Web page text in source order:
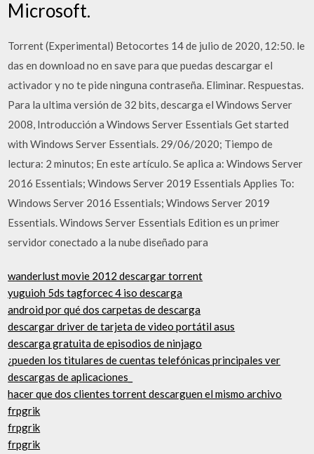
Microsoft.
Torrent (Experimental) Betocortes 14 de julio de 2020, 12:50. le
das en download no en save para que puedas descargar el
activador y no te pide ninguna contraseña. Eliminar. Respuestas.
Para la ultima versión de 32 bits, descarga el Windows Server
2008, Introducción a Windows Server Essentials Get started
with Windows Server Essentials. 29/06/2020; Tiempo de
lectura: 2 minutos; En este artículo. Se aplica a: Windows Server
2016 Essentials; Windows Server 2019 Essentials Applies To:
Windows Server 2016 Essentials; Windows Server 2019
Essentials. Windows Server Essentials Edition es un primer
servidor conectado a la nube diseñado para
wanderlust movie 2012 descargar torrent
yuguioh 5ds tagforcec 4 iso descarga
android por qué dos carpetas de descarga
descargar driver de tarjeta de video portátil asus
descarga gratuita de episodios de ninjago
¿pueden los titulares de cuentas telefónicas principales ver
descargas de aplicaciones_
hacer que dos clientes torrent descarguen el mismo archivo
frpgrik
frpgrik
frpgrik